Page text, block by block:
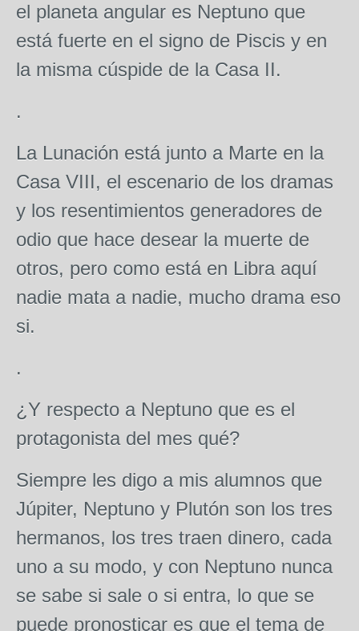
el planeta angular es Neptuno que
está fuerte en el signo de Piscis y en
la misma cúspide de la Casa II.
.
La Lunación está junto a Marte en la
Casa VIII, el escenario de los dramas
y los resentimientos generadores de
odio que hace desear la muerte de
otros, pero como está en Libra aquí
nadie mata a nadie, mucho drama eso
si.
.
¿Y respecto a Neptuno que es el
protagonista del mes qué?
Siempre les digo a mis alumnos que
Júpiter, Neptuno y Plutón son los tres
hermanos, los tres traen dinero, cada
uno a su modo, y con Neptuno nunca
se sabe si sale o si entra, lo que se
puede pronosticar es que el tema de